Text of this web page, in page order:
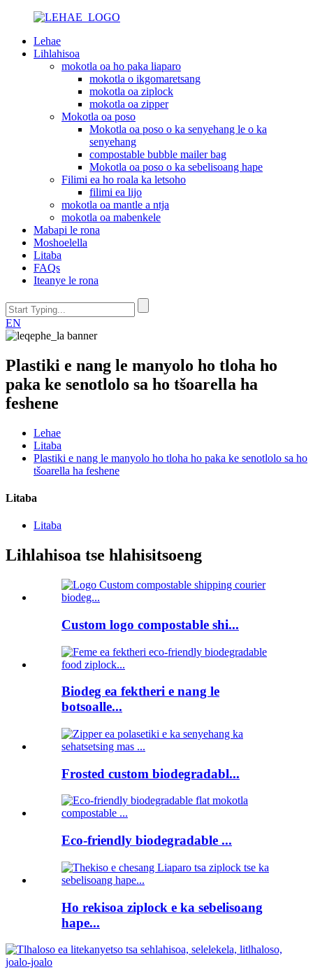
Lehae
Lihlahisoa
mokotla oa ho paka liaparo
mokotla o ikgomaretsang
mokotla oa ziplock
mokotla oa zipper
Mokotla oa poso
Mokotla oa poso o ka senyehang le o ka
senyehang
compostable bubble mailer bag
Mokotla oa poso o ka sebelisoang hape
Filimi ea ho roala ka letsoho
filimi ea lijo
mokotla oa mantle a ntja
mokotla oa mabenkele
Mabapi le rona
Moshoelella
Litaba
FAQs
Iteanye le rona
EN
Plastiki e nang le manyolo ho tloha ho
paka ke senotlolo sa ho tšoarella ha
feshene
Lehae
Litaba
Plastiki e nang le manyolo ho tloha ho paka ke senotlolo sa ho
tšoarella ha feshene
Litaba
Litaba
Lihlahisoa tse hlahisitsoeng
Custom logo compostable shi...
Biodeg ea fektheri e nang le
botsoalle...
Frosted custom biodegradabl...
Eco-friendly biodegradable ...
Ho rekisoa ziplock e ka sebelisoang
hape...